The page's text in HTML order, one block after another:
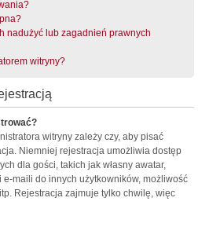
nadużyć lub zagadnień prawnych
witryny?
witryny zależy czy, aby pisać
Niemniej rejestracja umożliwia dostęp
dla gości, takich jak własny awatar,
e-maili do innych użytkowników, możliwość
Rejestracja zajmuje tylko chwilę, więc